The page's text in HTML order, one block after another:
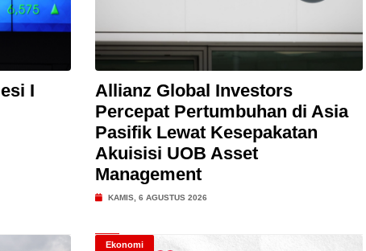
I
Allianz Global Investors
Percepat Pertumbuhan di Asia
Pasifik Lewat Kesepakatan
Akuisisi UOB Asset
Management
KAMIS, 6 AGUSTUS 2026
Ekonomi